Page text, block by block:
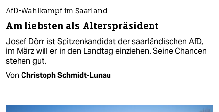
AfD-Wahlkampf im Saarland
Am liebsten als Alterspräsident
Josef Dörr ist Spitzenkandidat der saarländischen AfD,
im März will er in den Landtag einziehen. Seine Chancen
stehen gut.
Von Christoph Schmidt-Lunau